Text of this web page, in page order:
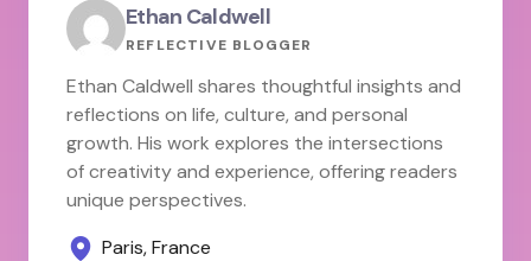
Ethan Caldwell
REFLECTIVE BLOGGER
Ethan Caldwell shares thoughtful insights and
reflections on life, culture, and personal
growth. His work explores the intersections
of creativity and experience, offering readers
unique perspectives.
Paris, France